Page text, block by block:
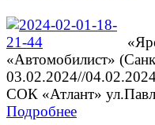
«Автомобилист»
03.02.2024//
СОК «Атлант»
Подробнее